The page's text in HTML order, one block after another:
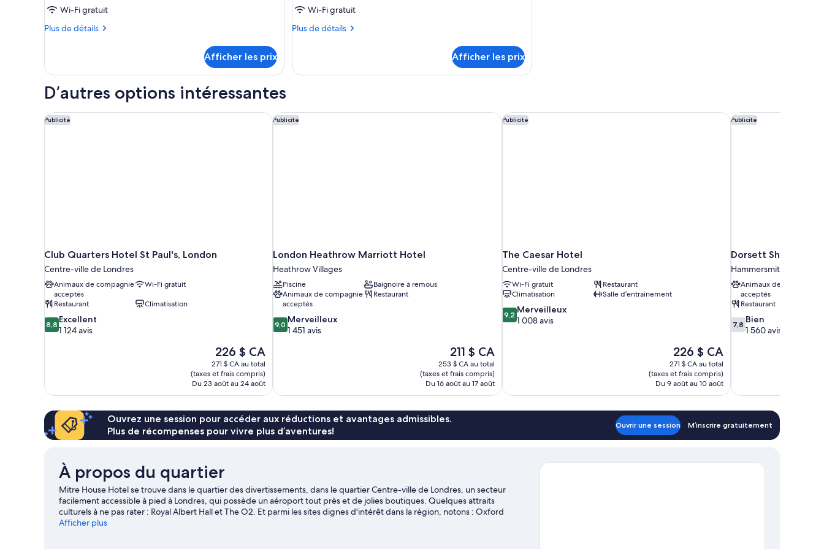
pour
ce
chambre :
Wi-Fi gratuit
Plus de détails
Plus
Double
Afficher les prix
pour
ce
chambre :
Wi-Fi gratuit
Plus de détails
Plus
Superior
Afficher les prix
D’autres options intéressantes
Publicité
Club Quarters Hotel St Paul's, London
Centre-ville de Londres
Animaux de compagnie
acceptés
Wi-Fi gratuit
Restaurant
Climatisation
8.8
sur
8,8 Excellent
1 124 avis
Le
prix
est
de
226 $ CA
226 $ CA
271 $ CA au total
(taxes et frais compris)
Du 23 août au 24 août
Club Quarters Hotel St Paul's, London Publicité
London Heathrow Marriott Hotel
Heathrow Villages
Piscine
Baignoire à remous
Animaux de compagnie
acceptés
Restaurant
9.0
sur
9,0 Merveilleux
1 451 avis
Le
prix
est
de
211 $ CA
211 $ CA
253 $ CA au total
(taxes et frais compris)
Du 16 août au 17 août
London Heathrow Marriott Hotel Publicité
The Caesar Hotel
Centre-ville de Londres
Wi-Fi gratuit
Restaurant
Climatisation
Salle d’entraînement
9.2
sur
9,2 Merveilleux
1 008 avis
Le
prix
est
de
226 $ CA
226 $ CA
271 $ CA au total
(taxes et frais compris)
Du 9 août au 10 août
The Caesar Hotel Publicité
Dorsett Shepherds
Hammersmith et Fulham
Animaux de compagnie
acceptés
Restaurant
7.8
sur
7,8 Bien
1 560 avis
Dorsett Shepherds
Ouvrez une session pour accéder aux réductions et avantages admissibles.
Plus de récompenses pour vivre plus d’aventures!
Ouvrir une session M’inscrire gratuitement
À propos du quartier
Mitre House Hotel se trouve dans le quartier des divertissements, dans le quartier Centre-ville de Londres, un secteur
facilement accessible à pied à Londres, qui possède un aéroport tout près et de jolies boutiques. Quelques attraits
culturels à ne pas rater : Royal Albert Hall et The O2. Et parmi les sites dignes d'intérêt dans la région, notons : Oxford
Street et Trafalgar Square. Buckingham Palace et Big Ben sont deux attraits recommandés à visiter. Les clients adorent
Afficher plus